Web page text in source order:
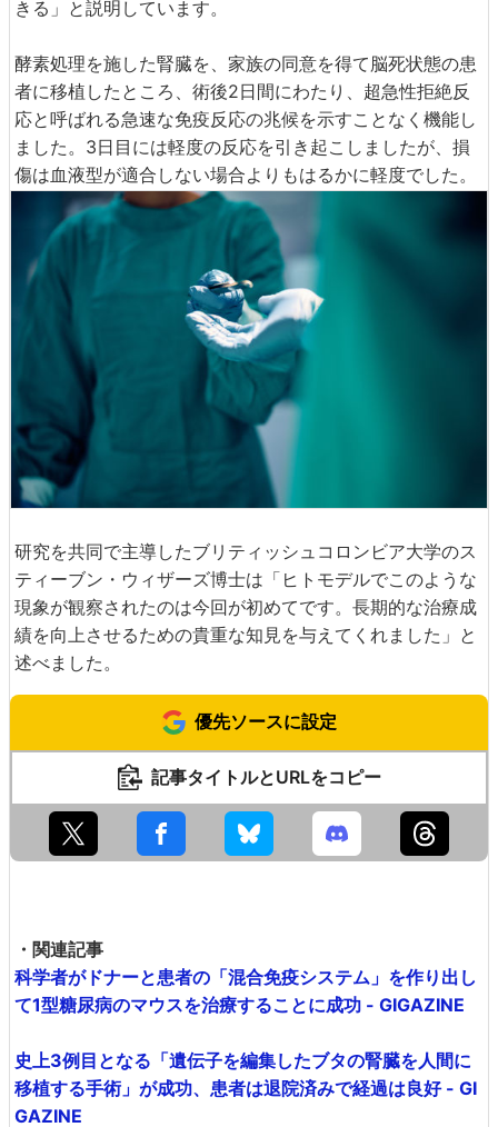
きる」と説明しています。
酵素処理を施した腎臓を、家族の同意を得て脳死状態の患
者に移植したところ、術後2日間にわたり、超急性拒絶反
応と呼ばれる急速な免疫反応の兆候を示すことなく機能し
ました。3日目には軽度の反応を引き起こしましたが、損
傷は血液型が適合しない場合よりもはるかに軽度でした。
研究を共同で主導したブリティッシュコロンビア大学のス
ティーブン・ウィザーズ博士は「ヒトモデルでこのような
現象が観察されたのは今回が初めてです。長期的な治療成
績を向上させるための貴重な知見を与えてくれました」と
述べました。
優先ソースに設定
記事タイトルとURLをコピー
・関連記事
科学者がドナーと患者の「混合免疫システム」を作り出し
て1型糖尿病のマウスを治療することに成功 - GIGAZINE
史上3例目となる「遺伝子を編集したブタの腎臓を人間に
移植する手術」が成功、患者は退院済みで経過は良好 - GI
GAZINE